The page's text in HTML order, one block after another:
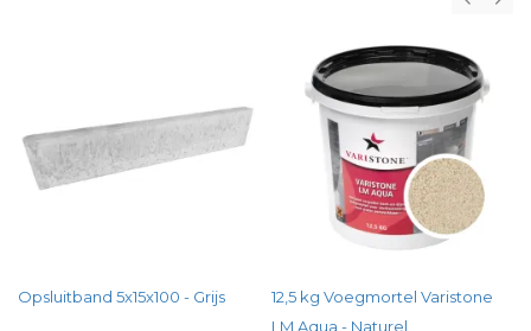
Opsluitband 5x15x100 - Grijs
12,5 kg Voegmortel Varistone
LM Aqua - Naturel